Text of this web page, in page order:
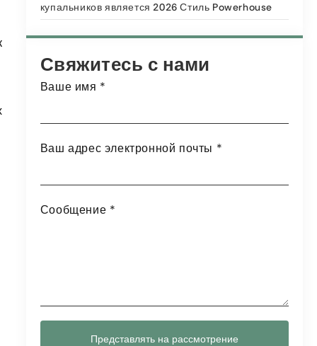
купальников является 2026 Стиль Powerhouse
Свяжитесь с нами
Ваше имя *
Ваш адрес электронной почты *
Сообщение *
Представлять на рассмотрение